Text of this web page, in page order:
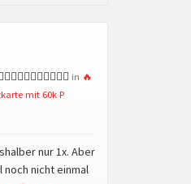
in 🔥
mit 60k P
nur 1x. Aber
noch nicht einmal